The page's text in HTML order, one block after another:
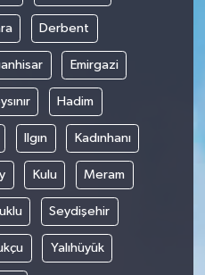
Derbent
Emirgazi
Hadim
Ilgın Kadınhanı
Kulu Meram
Seydişehir
Yalıhüyük